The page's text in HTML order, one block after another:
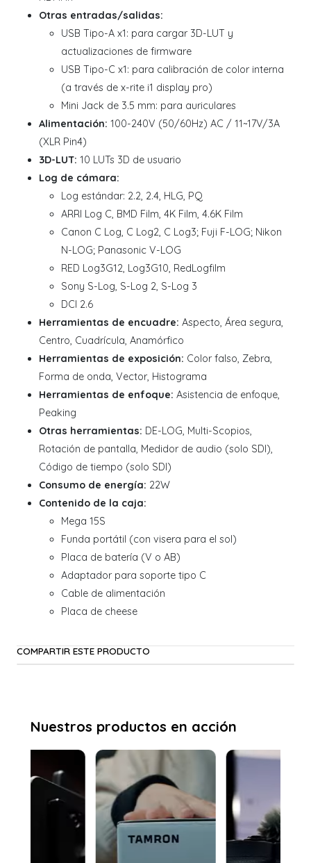
Otras entradas/salidas:
USB Tipo-A x1: para cargar 3D-LUT y
actualizaciones de firmware
USB Tipo-C x1: para calibración de color interna
(a través de x-rite i1 display pro)
Mini Jack de 3.5 mm: para auriculares
Alimentación: 100-240V (50/60Hz) AC / 11~17V/3A
(XLR Pin4)
3D-LUT: 10 LUTs 3D de usuario
Log de cámara:
Log estándar: 2.2, 2.4, HLG, PQ
ARRI Log C, BMD Film, 4K Film, 4.6K Film
Canon C Log, C Log2, C Log3; Fuji F-LOG; Nikon
N-LOG; Panasonic V-LOG
RED Log3G12, Log3G10, RedLogfilm
Sony S-Log, S-Log 2, S-Log 3
DCI 2.6
Herramientas de encuadre: Aspecto, Área segura,
Centro, Cuadrícula, Anamórfico
Herramientas de exposición: Color falso, Zebra,
Forma de onda, Vector, Histograma
Herramientas de enfoque: Asistencia de enfoque,
Peaking
Otras herramientas: DE-LOG, Multi-Scopios,
Rotación de pantalla, Medidor de audio (solo SDI),
Código de tiempo (solo SDI)
Consumo de energía: 22W
Contenido de la caja:
Mega 15S
Funda portátil (con visera para el sol)
Placa de batería (V o AB)
Adaptador para soporte tipo C
Cable de alimentación
Placa de cheese
COMPARTIR ESTE PRODUCTO